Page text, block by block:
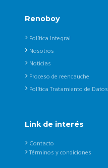
Renoboy
Política Integral
Nosotros
Noticias
Proceso de reencauche
Política Tratamiento de Datos
Link de interés
Contacto
Términos y condiciones